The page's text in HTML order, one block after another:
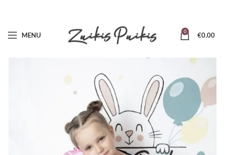
MENU 0 €0.00